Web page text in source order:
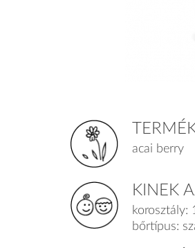
acai berry
KINEK
korosztály:
bőrtípus: